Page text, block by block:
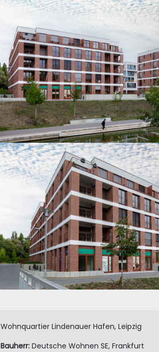
Wohnquartier Lindenauer Hafen, Leipzig
Bauherr:Deutsche Wohnen SE, Frankfurt